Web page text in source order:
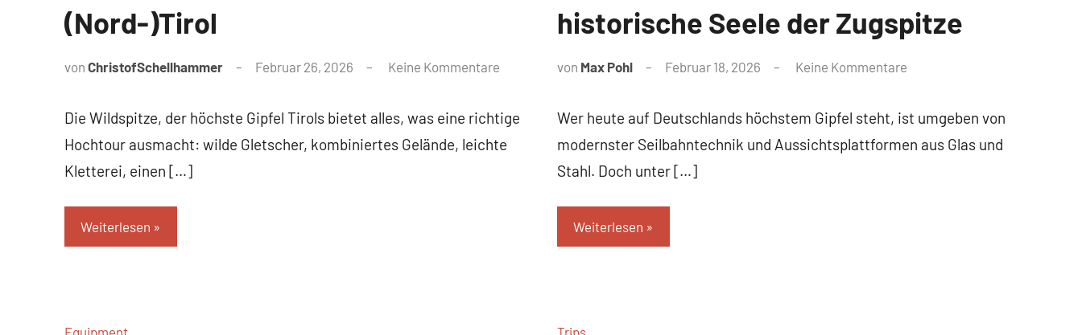
(Nord-)Tirol
von ChristofSchellhammer Februar 26, 2026 Keine Kommentare
Die Wildspitze, der höchste Gipfel Tirols bietet alles, was eine richtige
Hochtour ausmacht: wilde Gletscher, kombiniertes Gelände, leichte
Kletterei, einen […]
Weiterlesen
historische Seele der Zugspitze
von Max Pohl Februar 18, 2026 Keine Kommentare
Wer heute auf Deutschlands höchstem Gipfel steht, ist umgeben von
modernster Seilbahntechnik und Aussichtsplattformen aus Glas und
Stahl. Doch unter […]
Weiterlesen
Equipment Trips